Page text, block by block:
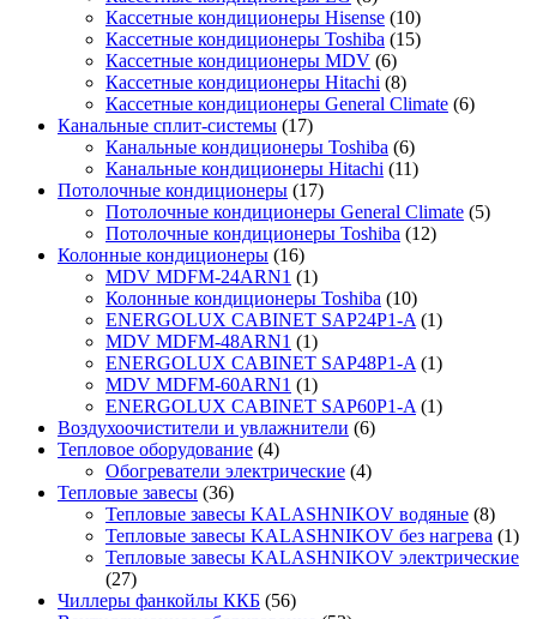
Кассетные кондиционеры Hisense (10)
Кассетные кондиционеры Toshiba (15)
Кассетные кондиционеры MDV (6)
Кассетные кондиционеры Hitachi (8)
Кассетные кондиционеры General Climate (6)
Канальные сплит-системы (17)
Канальные кондиционеры Toshiba (6)
Канальные кондиционеры Hitachi (11)
Потолочные кондиционеры (17)
Потолочные кондиционеры General Climate (5)
Потолочные кондиционеры Toshiba (12)
Колонные кондиционеры (16)
MDV MDFM-24ARN1 (1)
Колонные кондиционеры Toshiba (10)
ENERGOLUX CABINET SAP24P1-A (1)
MDV MDFM-48ARN1 (1)
ENERGOLUX CABINET SAP48P1-A (1)
MDV MDFM-60ARN1 (1)
ENERGOLUX CABINET SAP60P1-A (1)
Воздухоочистители и увлажнители (6)
Тепловое оборудование (4)
Обогреватели электрические (4)
Тепловые завесы (36)
Тепловые завесы KALASHNIKOV водяные (8)
Тепловые завесы KALASHNIKOV без нагрева (1)
Тепловые завесы KALASHNIKOV электрические
(27)
Чиллеры фанкойлы ККБ (56)